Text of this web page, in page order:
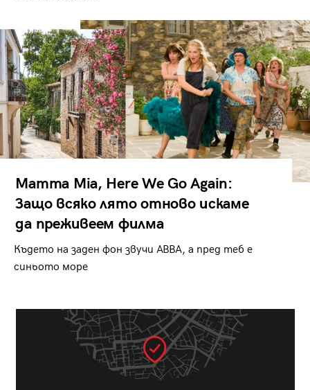
Mamma Mia, Here We Go Again:
Защо всяко лято отново искаме
да преживеем филма
Където на заден фон звучи ABBA, а пред теб е
синьото море